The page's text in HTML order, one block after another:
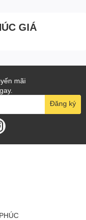
GIÁ
mãi
Đăng ký